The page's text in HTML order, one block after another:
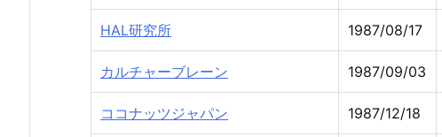
HAL研究所 1987/08/17
カルチャーブレーン 1987/09/03
ココナッツジャパン 1987/12/18